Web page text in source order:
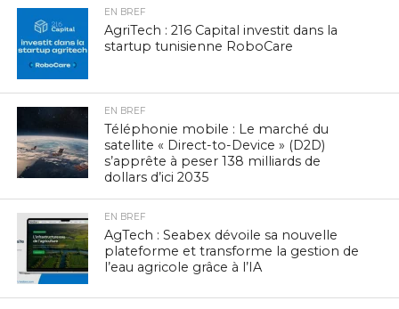
EN BREF
AgriTech : 216 Capital investit dans la
startup tunisienne RoboCare
EN BREF
Téléphonie mobile : Le marché du
satellite « Direct-to-Device » (D2D)
s’apprête à peser 138 milliards de
dollars d’ici 2035
EN BREF
AgTech : Seabex dévoile sa nouvelle
plateforme et transforme la gestion de
l’eau agricole grâce à l’IA